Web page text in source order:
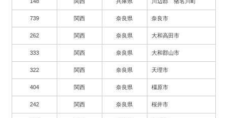
739 関西 奈良県 奈良市
262 関西 奈良県 大和高田市
333 関西 奈良県 大和郡山市
322 関西 奈良県 天理市
404 関西 奈良県 橿原市
242 関西 奈良県 桜井市